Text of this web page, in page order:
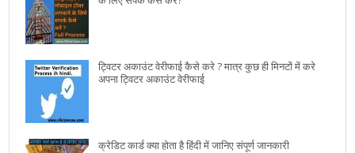
ट्विटर अकाउंट वेरीफाई कैसे करे ? मात्र कुछ ही मिनटों में करे
अपना ट्विटर अकाउंट वेरीफाई
क्रेडिट कार्ड क्या होता है हिंदी में जानिए संपूर्ण जानकारी